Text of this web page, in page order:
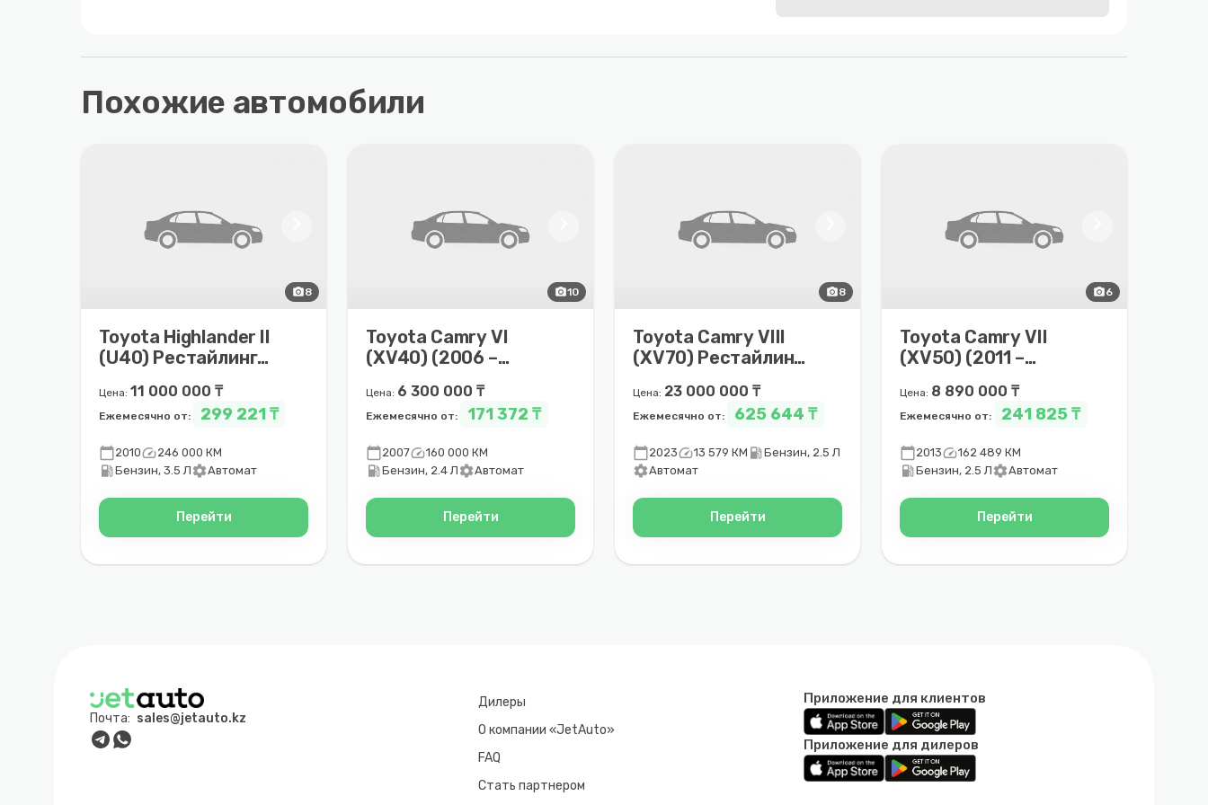
Похожие автомобили
photo_camera8
Toyota Highlander II
(U40) Рестайлинг
Цена: 11 000 000 ₸
Ежемесячно от: 299 221 ₸
calendar_today2010speed246 000 КМ
local_gas_stationБензин, 3.5 Л settingsАвтомат
Перейти
photo_camera10
Toyota Camry VI
(XV40) (2006 –
Цена: 6 300 000 ₸
Ежемесячно от: 171 372 ₸
calendar_today2007speed160 000 КМ
local_gas_stationБензин, 2.4 Л settingsАвтомат
Перейти
photo_camera8
Toyota Camry VIII
(XV70) Рестайлинг
Цена: 23 000 000 ₸
Ежемесячно от: 625 644 ₸
calendar_today2023speed13 579 КМ local_gas_stationБензин, 2.5 Л
settingsАвтомат
Перейти
photo_camera6
Toyota Camry VII
(XV50) (2011 –
Цена: 8 890 000 ₸
Ежемесячно от: 241 825 ₸
calendar_today2013speed162 489 КМ
local_gas_stationБензин, 2.5 Л settingsАвтомат
Перейти
Почта: sales@jetauto.kz
Дилеры
О компании «JetAuto»
FAQ
Стать партнером
Приложение для клиентов
Приложение для дилеров